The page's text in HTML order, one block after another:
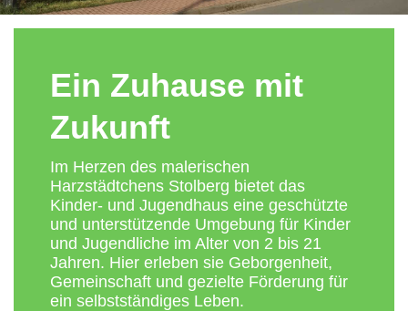
Ein Zuhause mit
Zukunft
Im Herzen des malerischen
Harzstädtchens Stolberg bietet das
Kinder- und Jugendhaus eine geschützte
und unterstützende Umgebung für Kinder
und Jugendliche im Alter von 2 bis 21
Jahren. Hier erleben sie Geborgenheit,
Gemeinschaft und gezielte Förderung für
ein selbstständiges Leben.